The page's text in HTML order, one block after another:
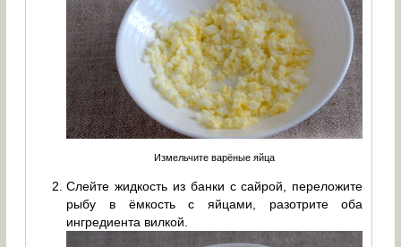
Измельчите варёные яйца
Слейте жидкость из банки с сайрой, переложите
рыбу в ёмкость с яйцами, разотрите оба
ингредиента вилкой.